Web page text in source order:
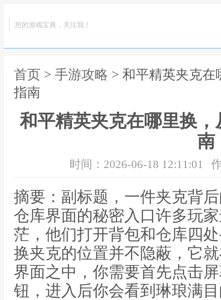
您的游戏宝典，关注我！
首页 > 手游攻略 > 和平精英夹克
指南
和平精英夹克在哪里换
南
时间：2026-06-18 12:11:01
摘要：副标题，一件夹克背
仓库界面的秘密入口许多玩
茫，他们打开背包和仓库四
换夹克的位置并不隐蔽，它
界面之中，你需要首先点击
钮，进入后你会看到琳琅满